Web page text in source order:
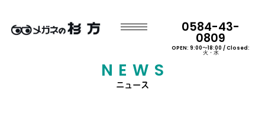
0584-43-
0809
OPEN: 9:00〜18:00 / Closed:
火・水
NEWS
ニュース